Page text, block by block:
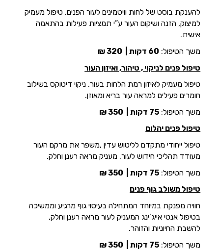
להענקת בוסט של לחות וויטמינים לעור הפנים. טיפול מעמיק
למיצוק, הזנה ושיקום העור ע”י תמציות פעילות בהתאמה
אישית.
משך הטיפול: 60 דקות |
טיפול פנים לניקוי , טיהור, ואיזון העור
טיפול מעמיק לאיזון רמת הלחות בעור. ניקוי דיטוקס בשילוב
חומרים פעילים למראה עור בריא ומאוזן.
משך הטיפול: 75 דקות |
טיפול פנים יהלום
טיפול ייחודי מתקדם לליטוש עדין ,משפר את מרקם העור
מעודד תהליכי חידוש לעור, מעניק מראה רענן וחלק.
משך הטיפול: 75 דקות |
טיפול משולב גוף פנים
חוויה מפנקת במיוחד המתחילה בעיסוי גוף מרגיע וממשיכה
בטיפול אנטי אייג’ינג המעניק לעור מראה רענן וחלק,
להשבת החיוניות והזוהר.
משך הטיפול: 75 דקות |